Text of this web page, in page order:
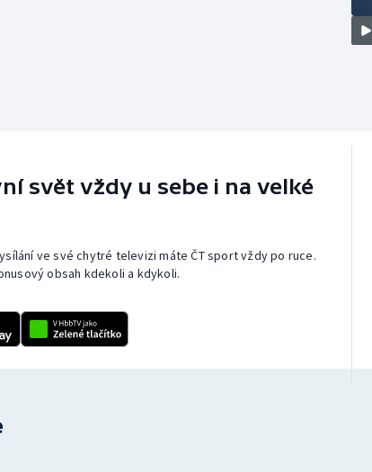
svět vždy u sebe i na velké
ve své chytré televizi máte ČT sport vždy po ruce.
obsah kdekoli a kdykoli.